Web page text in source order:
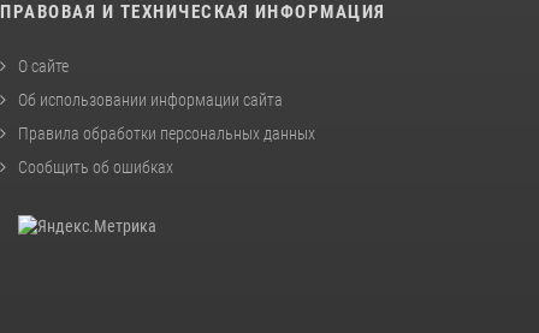
ПРАВОВАЯ И ТЕХНИЧЕСКАЯ ИНФОРМАЦИЯ
О сайте
Об использовании информации сайта
Правила обработки персональных данных
Сообщить об ошибках